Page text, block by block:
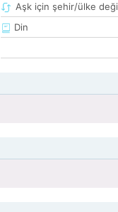
Aşk için şehir/ülke
Din